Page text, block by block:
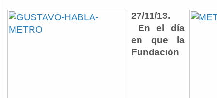
27/11/13.
En el día
en que la
Fundación